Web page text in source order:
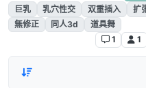
巨乳
乳穴性交 双重插入 扩
無修正
同人3d
道具舞
1
1